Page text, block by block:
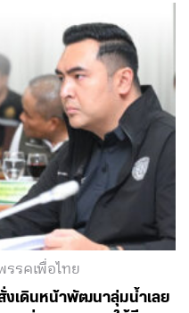
พรรคเพื่อไทย
งเดินหน้าพัฒนาลุ่มน้ำเลย
าคส่วน วางแผนให้ดี หนุน
กษตรกร